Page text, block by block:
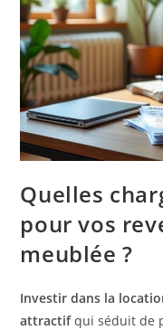
Quelles
pour vos
meublée ?
Investir dans la
attractifqui séduit de